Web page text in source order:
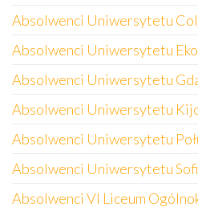
Absolwenci Uniwersytetu
Absolwenci Uniwersytetu
Absolwenci Uniwersytetu
Absolwenci Uniwersytetu
Absolwenci Uniwersytetu
Absolwenci Uniwersytetu
Absolwenci VI Liceum